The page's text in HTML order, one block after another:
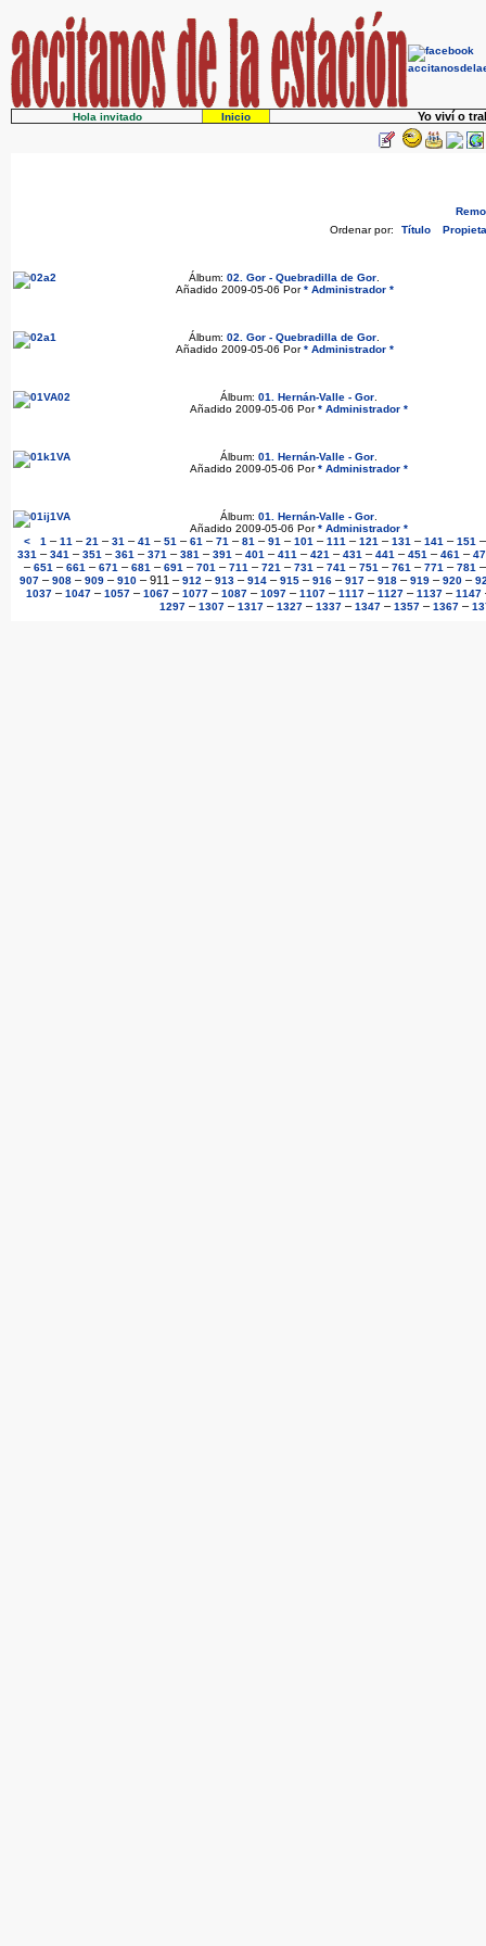
Hola invitado Inicio Yo viví o
Ordenar por:
Título
Álbum: 02. Gor - Quebradilla de Gor
Añadido 2009-05-06 Por* Administrador *
Álbum: 02. Gor - Quebradilla de Gor
Añadido 2009-05-06 Por* Administrador *
Álbum: 01. Hernán-Valle - Gor.
Añadido 2009-05-06 Por* Administrador *
Álbum: 01. Hernán-Valle - Gor.
Añadido 2009-05-06 Por* Administrador *
Álbum: 01. Hernán-Valle - Gor.
Añadido 2009-05-06 Por* Administrador *
<
1 – 11 – 21 – 31 – 41 – 51 – 61 – 71 – 81 – 91 – 101 – 111 – 121 – 131 – 141 – 151
331 – 341 – 351 – 361 – 371 – 381 – 391 – 401 – 411 – 421 – 431 – 441 – 451 – 461 –
– 651 – 661 – 671 – 681 – 691 – 701 – 711 – 721 – 731 – 741 – 751 – 761 – 771 – 781
907– 908– 909– 910– 911 – 912 – 913– 914– 915– 916– 917– 918– 919– 920–
1037– 1047– 1057– 1067– 1077– 1087– 1097– 1107– 1117– 1127– 1137– 1147
1297– 1307– 1317– 1327– 1337– 1347– 1357– 1367–